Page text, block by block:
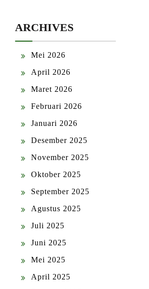
ARCHIVES
Mei 2026
April 2026
Maret 2026
Februari 2026
Januari 2026
Desember 2025
November 2025
Oktober 2025
September 2025
Agustus 2025
Juli 2025
Juni 2025
Mei 2025
April 2025